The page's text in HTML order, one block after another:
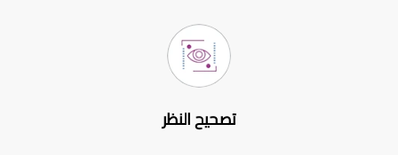
تصحيح النظر